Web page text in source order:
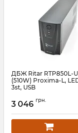
ДБЖ Ritar RTP850L-
(510W) Proxima-L,
3st, USB
3 046 грн.